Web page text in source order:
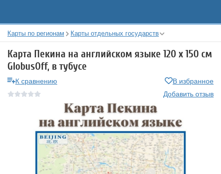
Карты по регионам Карты отдельных государств
Карта Пекина на английском языке 120 х 150 см
GlobusOff, в тубусе
К сравнению
В избранное
Добавить отзыв